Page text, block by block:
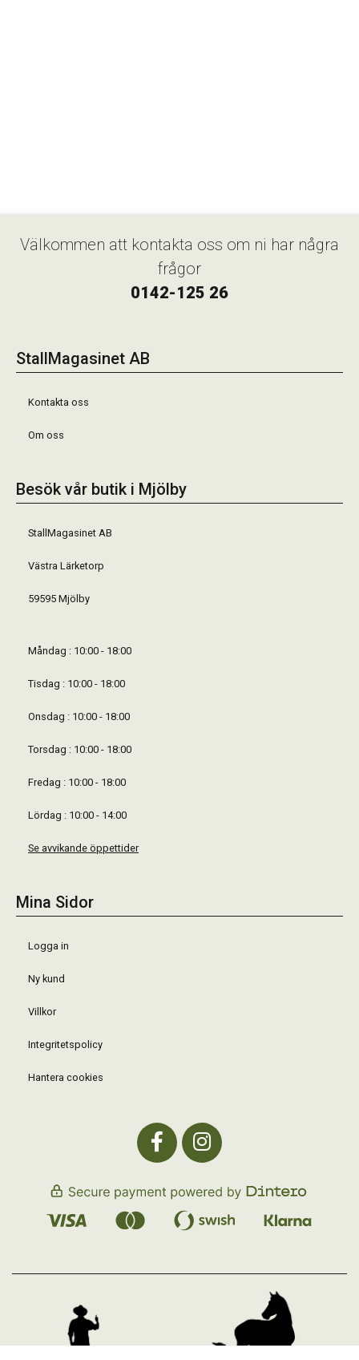
Välkommen att kontakta oss om ni har några
frågor
0142-125 26
StallMagasinet AB
Kontakta oss
Om oss
Besök vår butik i Mjölby
StallMagasinet AB
Västra Lärketorp
59595 Mjölby
Måndag : 10:00 - 18:00
Tisdag : 10:00 - 18:00
Onsdag : 10:00 - 18:00
Torsdag : 10:00 - 18:00
Fredag : 10:00 - 18:00
Lördag : 10:00 - 14:00
Se avvikande öppettider
Mina Sidor
Logga in
Ny kund
Villkor
Integritetspolicy
Hantera cookies